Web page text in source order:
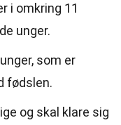
i omkring 11
unger.
som er
fødslen.
og skal klare sig